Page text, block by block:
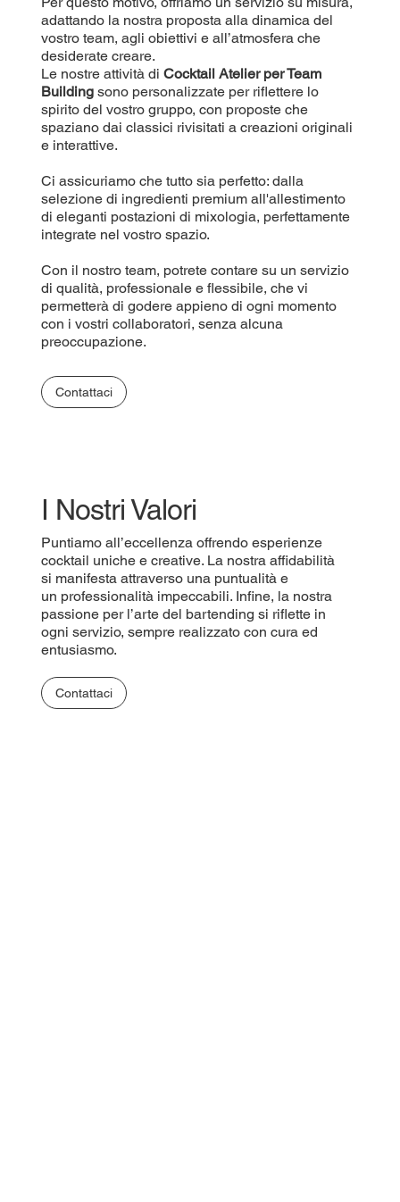
adattando la nostra proposta alla dinamica del
vostro team, agli obiettivi e all’atmosfera che
desiderate creare.
Le nostre attività di Cocktail Atelier per Team
Buildingsono personalizzate per riflettere lo
spirito del vostro gruppo, con proposte che
spaziano dai classici rivisitati a creazioni originali
e interattive.
Ci assicuriamo che tutto sia perfetto: dalla
selezione di ingredienti premium all'allestimento
di eleganti postazioni di mixologia, perfettamente
integrate nel vostro spazio.
Con il nostro team, potrete contare su un servizio
di qualità, professionale e flessibile, che vi
permetterà di godere appieno di ogni momento
con i vostri collaboratori, senza alcuna
preoccupazione.
Contattaci
I Nostri Valori
Puntiamo all’eccellenza offrendo esperienze
cocktail uniche e creative. La nostra affidabilità
si manifesta attraverso una puntualità e
un professionalità impeccabili. Infine, la nostra
passione per l’arte del bartending si riflette in
ogni servizio, sempre realizzato con cura ed
entusiasmo.
Contattaci